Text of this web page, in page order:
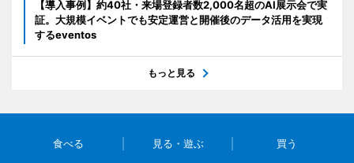
【導入事例】約40社・来場登録者数2,000名超のAI展示会で実
証。大規模イベントでも安定運営と開催後のデータ活用を実現
するeventos
もっと見る
食べる 見る・遊ぶ 買う